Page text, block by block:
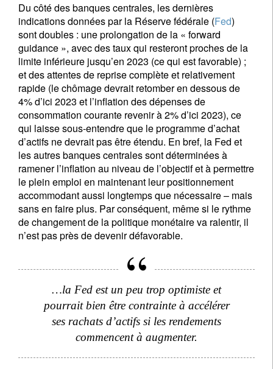
Du côté des banques centrales, les dernières
indications données par la Réserve fédérale (Fed)
sont doubles : une prolongation de la « forward
guidance », avec des taux qui resteront proches de la
limite inférieure jusqu’en 2023 (ce qui est favorable) ;
et des attentes de reprise complète et relativement
rapide (le chômage devrait retomber en dessous de
4% d’ici 2023 et l’inflation des dépenses de
consommation courante revenir à 2% d’ici 2023), ce
qui laisse sous-entendre que le programme d’achat
d’actifs ne devrait pas être étendu. En bref, la Fed et
les autres banques centrales sont déterminées à
ramener l’inflation au niveau de l’objectif et à permettre
le plein emploi en maintenant leur positionnement
accommodant aussi longtemps que nécessaire – mais
sans en faire plus. Par conséquent, même si le rythme
de changement de la politique monétaire va ralentir, il
n’est pas près de devenir défavorable.
…la Fed est un peu trop optimiste et
pourrait bien être contrainte à accélérer
ses rachats d’actifs si les rendements
commencent à augmenter.
S'inscrire à la newsletter
Civilité Prénom
Nom